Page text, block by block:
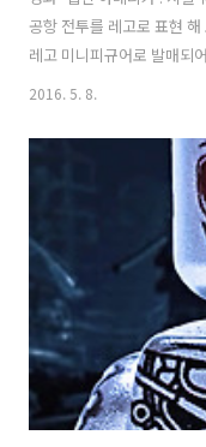
공항 전투를 레고로 표현
레고 미니피규어로 발매되
2016. 5. 8.